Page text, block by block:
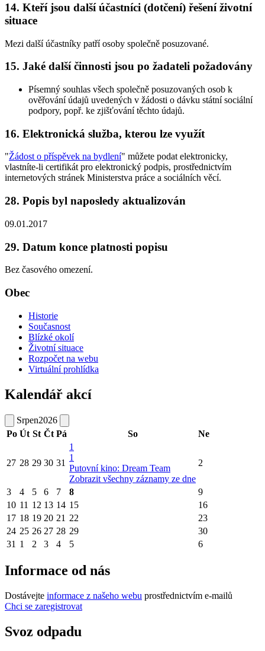
14. Kteří jsou další účastníci (dotčení) řešení životní
situace
Mezi další účastníky patří osoby společně posuzované.
15. Jaké další činnosti jsou po žadateli požadovány
Písemný souhlas všech společně posuzovaných osob k
ověřování údajů uvedených v žádosti o dávku státní sociální
podpory, popř. ke zjišťování těchto údajů.
16. Elektronická služba, kterou lze využít
"Žádost o příspěvek na bydlení" můžete podat elektronicky,
vlastníte-li certifikát pro elektronický podpis, prostřednictvím
internetových stránek Ministerstva práce a sociálních věcí.
28. Popis byl naposledy aktualizován
09.01.2017
29. Datum konce platnosti popisu
Bez časového omezení.
Obec
Historie
Současnost
Blízké okolí
Životní situace
Rozpočet na webu
Virtuální prohlídka
Kalendář akcí
Srpen2026
Po Út St Čt Pá So Ne
27 28 29 30 31
1
1
Putovní kino: Dream Team
Zobrazit všechny záznamy ze dne
2
3 4 5 6 7 8
9
10 11 12 13 14 15
16
17 18 19 20 21 22
23
24 25 26 27 28 29
30
31 1 2 3 4 5 6
Informace od nás
Dostávejte informace z našeho webu prostřednictvím e-mailů
Chci se zaregistrovat
Svoz odpadu